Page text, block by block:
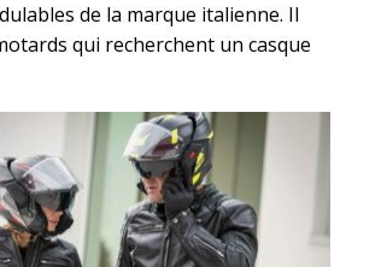
de la marque italienne. Il
qui recherchent un casque